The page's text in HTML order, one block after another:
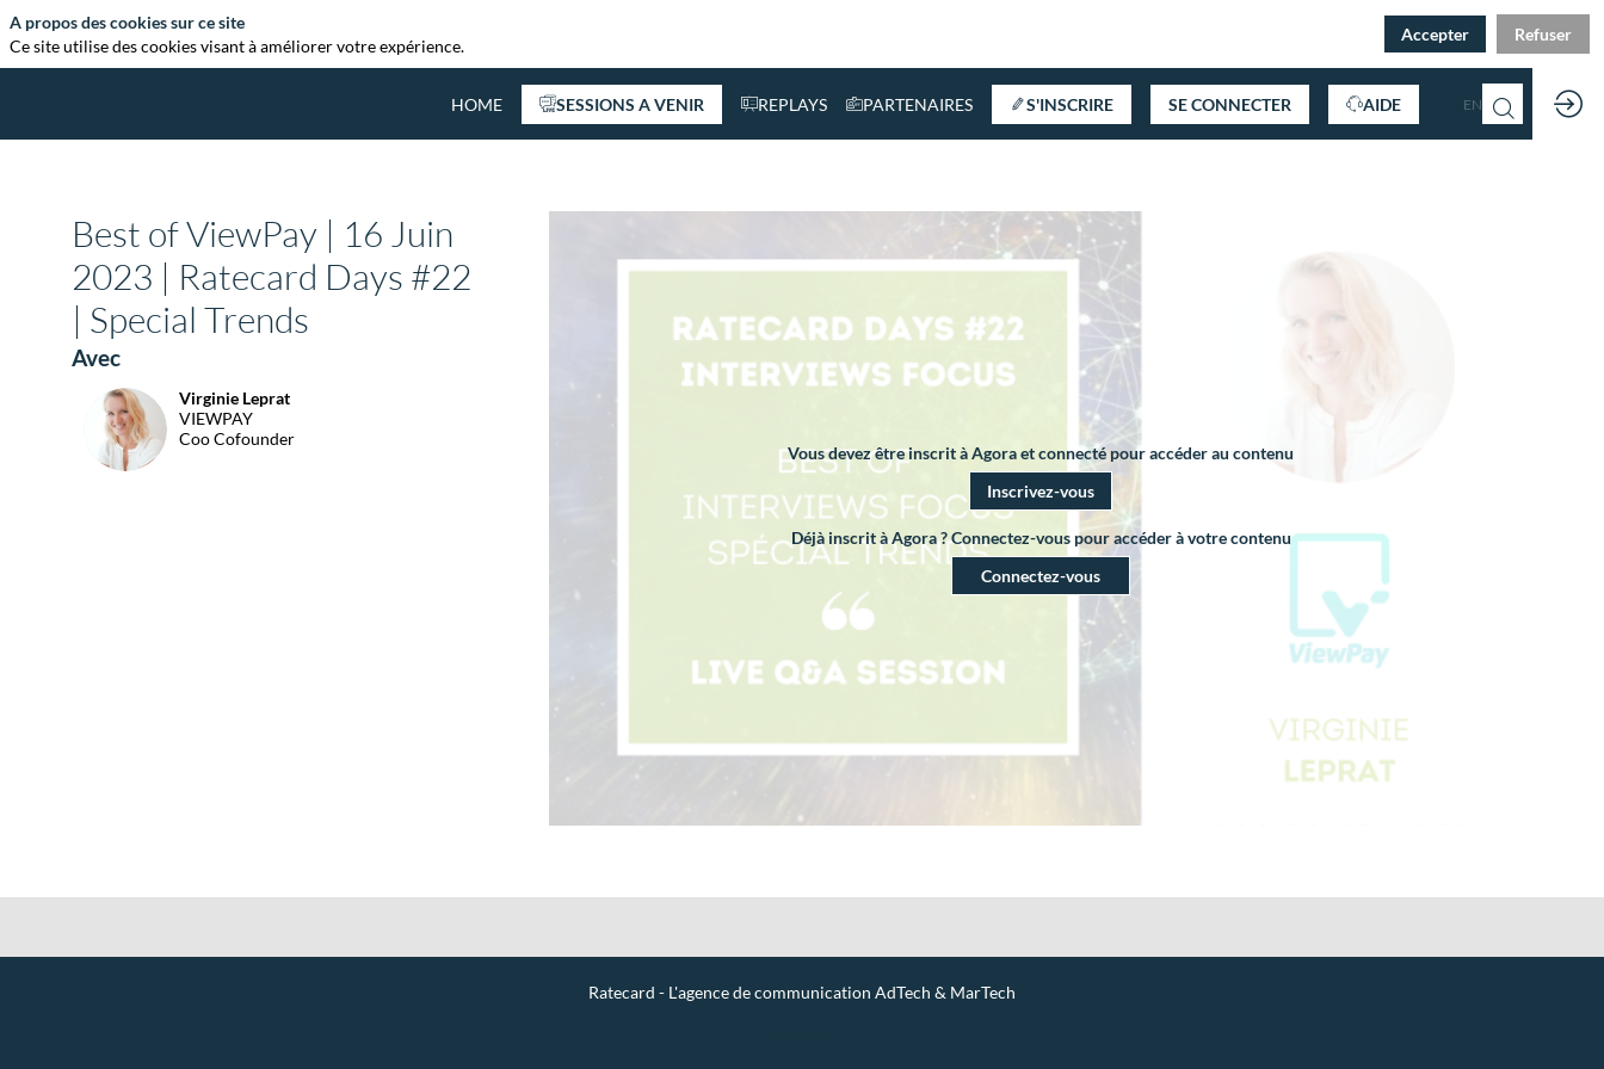
HOME SESSIONS A VENIR REPLAYS PARTENAIRES S'INSCRIRE SE CONNECTER AIDE EN
Vous devez être inscrit à Agora et connecté pour accéder au contenu
Inscrivez-vous
Déjà inscrit à Agora ? Connectez-vous pour accéder à votre contenu
Connectez-vous
Best of ViewPay | 16 Juin
2023 | Ratecard Days #22
| Special Trends
Avec
VL
Virginie Leprat
VIEWPAY
Coo Cofounder
Ratecard - L'agence de communication AdTech & MarTech
A propos des cookies sur ce site
Ce site utilise des cookies visant à améliorer votre expérience.
Accepter Refuser